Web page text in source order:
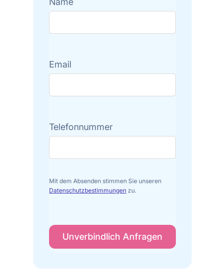
Email
Telefonnummer
Mit dem Absenden stimmen Sie unseren
Datenschutzbestimmungen zu.